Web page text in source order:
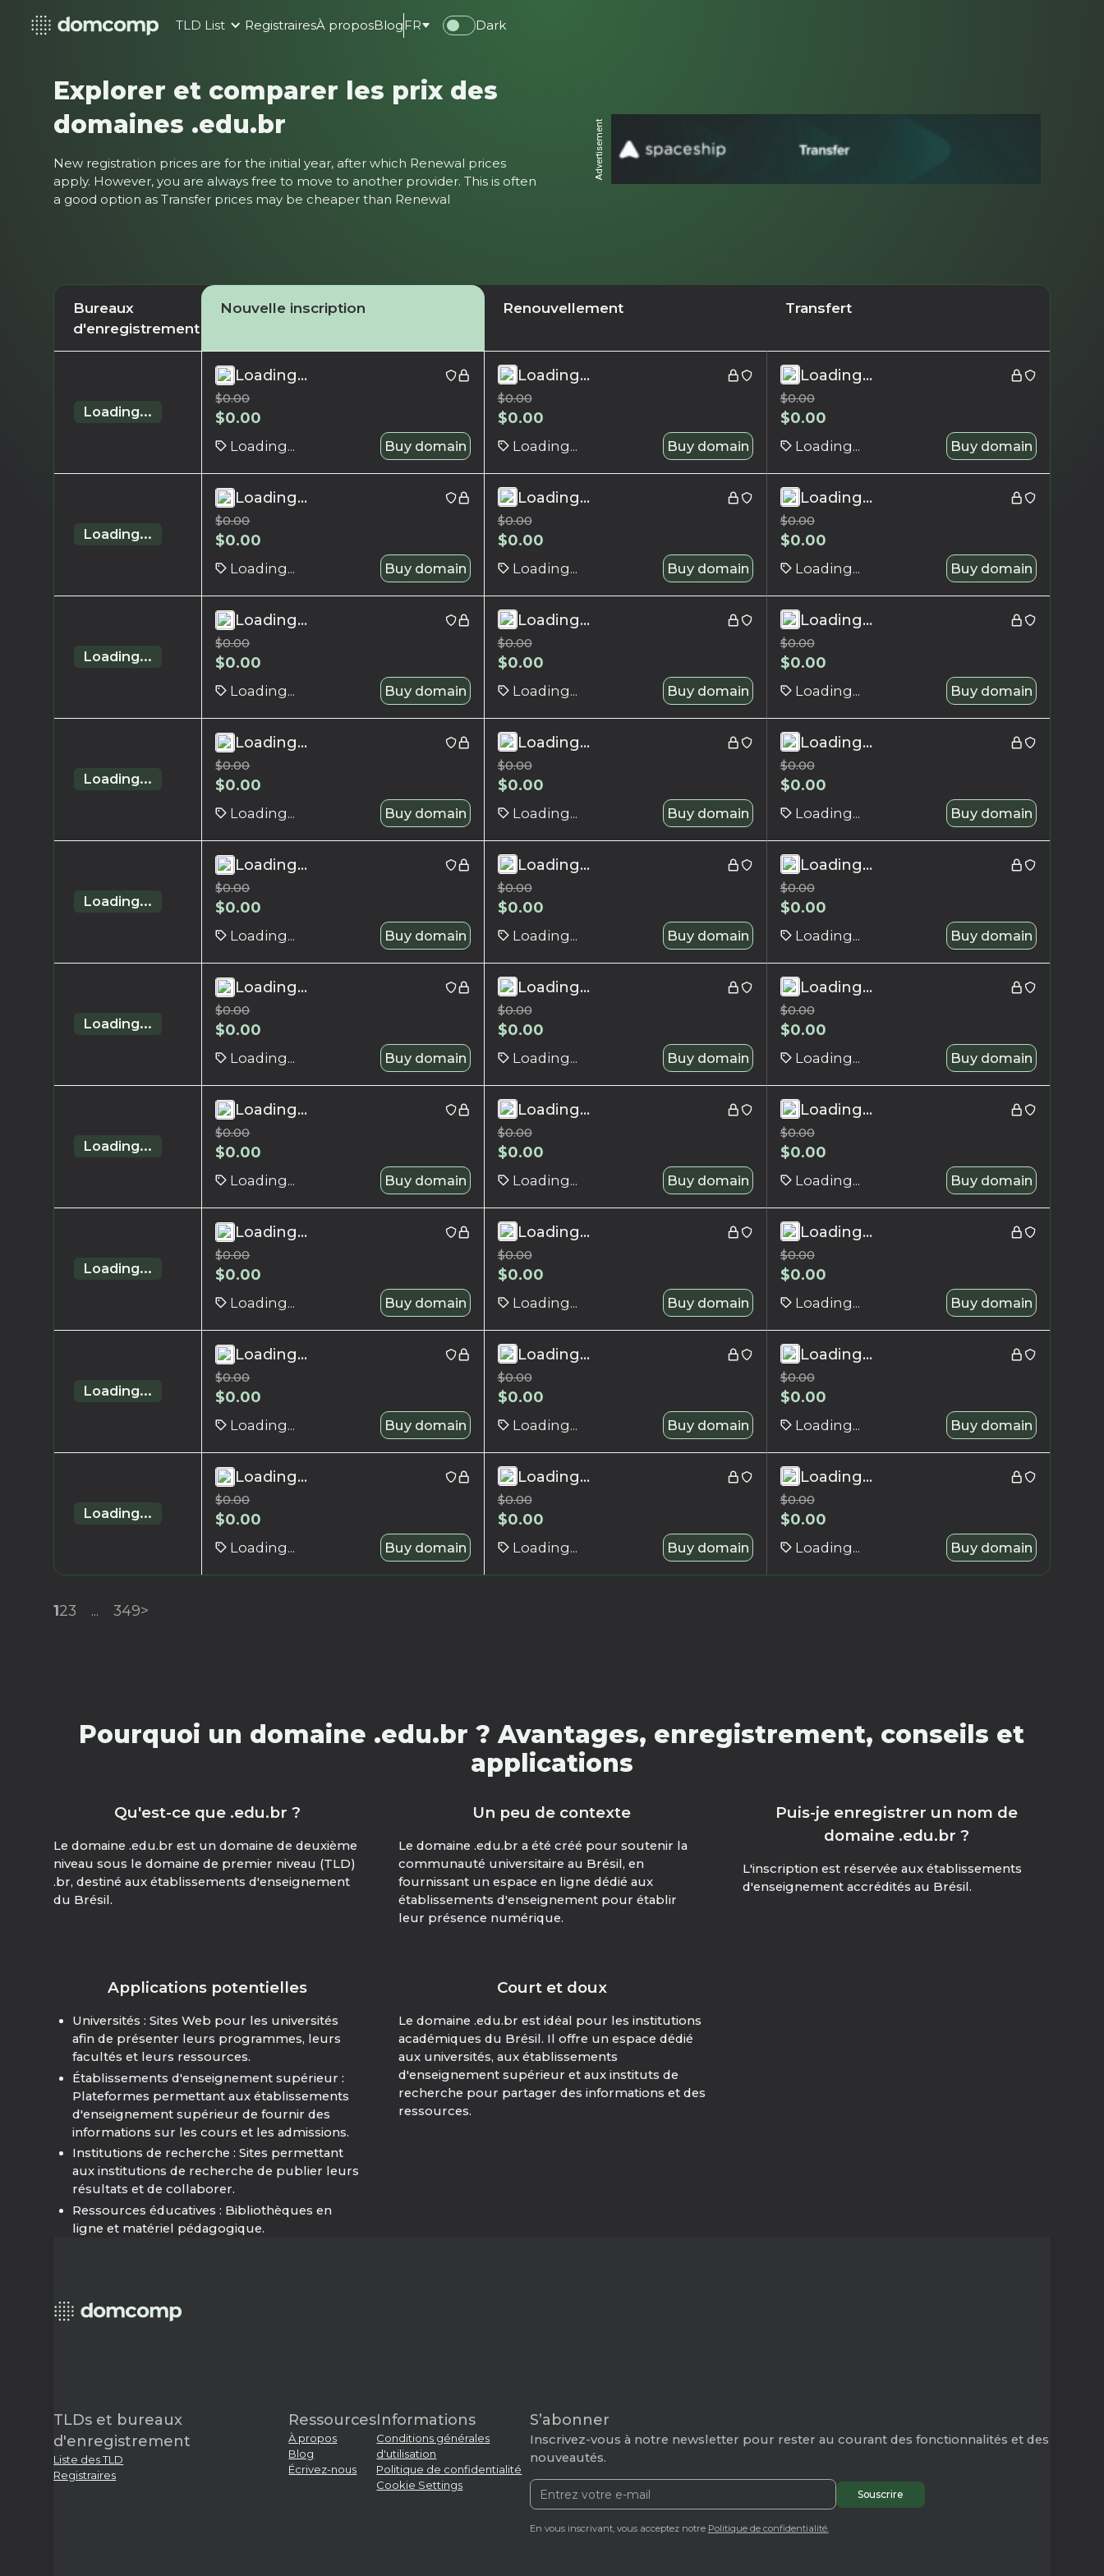
TLD List RegistrairesÀ proposBlog FR Dark
Explorer et comparer les prix des
domaines .edu.br
New registration prices are for the initial year, after which Renewal prices
apply. However, you are always free to move to another provider. This is often
a good option as Transfer prices may be cheaper than Renewal
Advertisement
Bureaux
d'enregistrement
Nouvelle inscription Renouvellement Transfert
Loading...
Loading...
$0.00
$0.00
Loading... Buy domain
Loading...
$0.00
$0.00
Loading... Buy domain
Loading...
$0.00
$0.00
Loading... Buy domain
Loading...
Loading...
$0.00
$0.00
Loading... Buy domain
Loading...
$0.00
$0.00
Loading... Buy domain
Loading...
$0.00
$0.00
Loading... Buy domain
Loading...
Loading...
$0.00
$0.00
Loading... Buy domain
Loading...
$0.00
$0.00
Loading... Buy domain
Loading...
$0.00
$0.00
Loading... Buy domain
Loading...
Loading...
$0.00
$0.00
Loading... Buy domain
Loading...
$0.00
$0.00
Loading... Buy domain
Loading...
$0.00
$0.00
Loading... Buy domain
Loading...
Loading...
$0.00
$0.00
Loading... Buy domain
Loading...
$0.00
$0.00
Loading... Buy domain
Loading...
$0.00
$0.00
Loading... Buy domain
Loading...
Loading...
$0.00
$0.00
Loading... Buy domain
Loading...
$0.00
$0.00
Loading... Buy domain
Loading...
$0.00
$0.00
Loading... Buy domain
Loading...
Loading...
$0.00
$0.00
Loading... Buy domain
Loading...
$0.00
$0.00
Loading... Buy domain
Loading...
$0.00
$0.00
Loading... Buy domain
Loading...
Loading...
$0.00
$0.00
Loading... Buy domain
Loading...
$0.00
$0.00
Loading... Buy domain
Loading...
$0.00
$0.00
Loading... Buy domain
Loading...
Loading...
$0.00
$0.00
Loading... Buy domain
Loading...
$0.00
$0.00
Loading... Buy domain
Loading...
$0.00
$0.00
Loading... Buy domain
Loading...
Loading...
$0.00
$0.00
Loading... Buy domain
Loading...
$0.00
$0.00
Loading... Buy domain
Loading...
$0.00
$0.00
Loading... Buy domain
123 ... 349>
Pourquoi un domaine .edu.br ? Avantages, enregistrement, conseils et
applications
Qu'est-ce que .edu.br ?
Le domaine .edu.br est un domaine de deuxième
niveau sous le domaine de premier niveau (TLD)
.br, destiné aux établissements d'enseignement
du Brésil.
Un peu de contexte
Le domaine .edu.br a été créé pour soutenir la
communauté universitaire au Brésil, en
fournissant un espace en ligne dédié aux
établissements d'enseignement pour établir
leur présence numérique.
Puis-je enregistrer un nom de
domaine .edu.br ?
L'inscription est réservée aux établissements
d'enseignement accrédités au Brésil.
Applications potentielles
Universités : Sites Web pour les universités
afin de présenter leurs programmes, leurs
facultés et leurs ressources.
Établissements d'enseignement supérieur :
Plateformes permettant aux établissements
d'enseignement supérieur de fournir des
informations sur les cours et les admissions.
Institutions de recherche : Sites permettant
aux institutions de recherche de publier leurs
résultats et de collaborer.
Ressources éducatives : Bibliothèques en
ligne et matériel pédagogique.
Court et doux
Le domaine .edu.br est idéal pour les institutions
académiques du Brésil. Il offre un espace dédié
aux universités, aux établissements
d'enseignement supérieur et aux instituts de
recherche pour partager des informations et des
ressources.
TLDs et bureaux
d'enregistrement
Liste des TLD
Registraires
Ressources
À propos
Blog
Écrivez-nous
Informations
Conditions générales
d'utilisation
Politique de confidentialité
Cookie Settings
S’abonner
Inscrivez-vous à notre newsletter pour rester au courant des fonctionnalités et des
nouveautés.
En vous inscrivant, vous acceptez notre Politique de confidentialité.